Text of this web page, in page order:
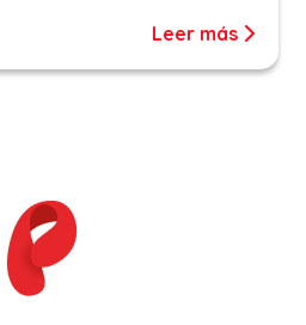
Leer más